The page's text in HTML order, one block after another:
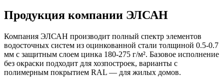
Продукция компании ЭЛСАН
Компания ЭЛСАН производит полный спектр элементов
водосточных систем из оцинкованной стали толщиной 0.5-0.7
мм с защитным слоем цинка 180-275 г/м². Базовое исполнение
без окраски подходит для хозпостроек, варианты с
полимерным покрытием RAL — для жилых домов.